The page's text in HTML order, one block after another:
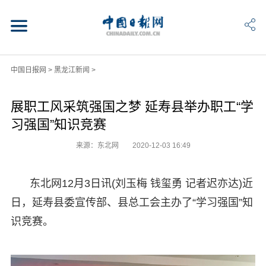
中国日报网 > 黑龙江新闻 >
展职工风采筑强国之梦 延寿县举办职工“学
习强国”知识竞赛
来源：东北网 2020-12-03 16:49
东北网12月3日讯(刘玉梅 钱玺勇 记者迟亦达)近
日，延寿县委宣传部、县总工会主办了“学习强国”知
识竞赛。